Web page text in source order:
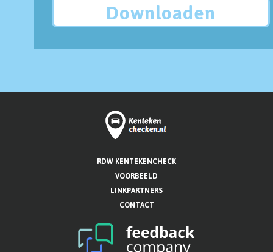
Downloaden
RDW KENTEKENCHECK
VOORBEELD
LINKPARTNERS
CONTACT